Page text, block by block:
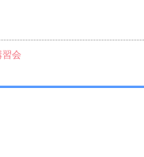
習会